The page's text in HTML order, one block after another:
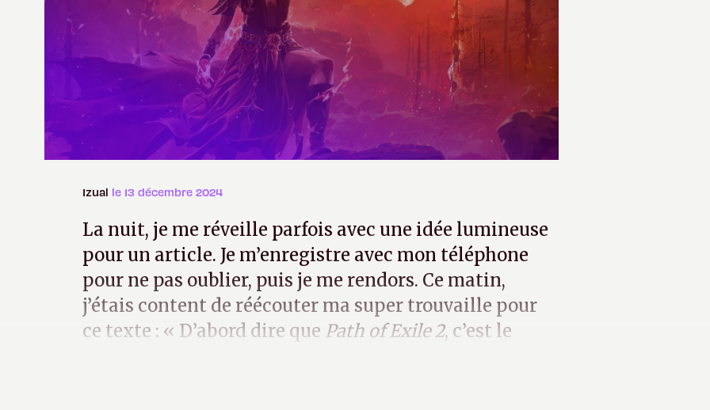
Izual le 13 décembre 2024
La nuit, je me réveille parfois avec une idée lumineuse
pour un article. Je m’enregistre avec mon téléphone
pour ne pas oublier, puis je me rendors. Ce matin,
j’étais content de réécouter ma super trouvaille pour
ce texte : « D’abord dire que Path of Exile 2, c’est le